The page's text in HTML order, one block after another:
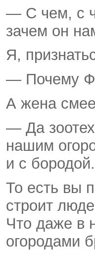
— С чем, с
зачем он
Я,
— Почему
А жена
— Да
нашим
и с
То есть вы
строит
Что даже в
огородами